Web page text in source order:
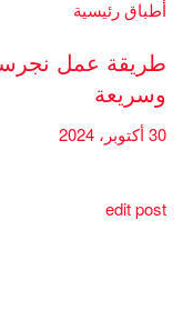
أطباق رئيسية
طريقة عمل
وسريعة
30 أكتوبر، 2024
edit post